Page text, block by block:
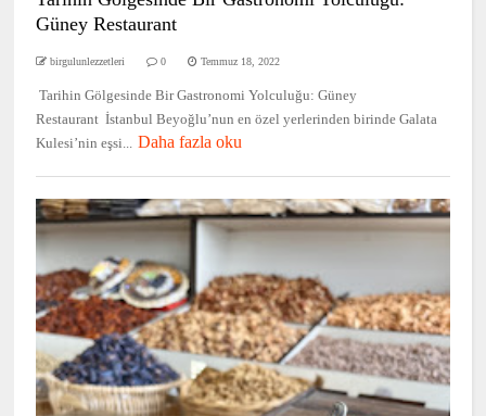
Güney Restaurant
birgulunlezzetleri 0 Temmuz 18, 2022
Tarihin Gölgesinde Bir Gastronomi Yolculuğu: Güney
Restaurant İstanbul Beyoğlu’nun en özel yerlerinden birinde Galata
Kulesi’nin eşsi... Daha fazla oku